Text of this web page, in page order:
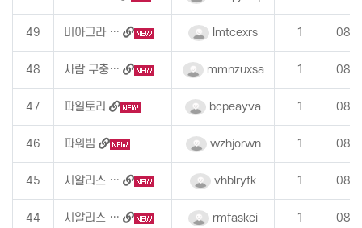
49 비아그라 … lmtcexrs 1 08-
48 사람 구충… mmnzuxsa 1 08-
47 파일토리 bcpeayva 1 08-
46 파워빔 wzhjorwn 1 08-
45 시알리스 … vhblryfk 1 08-
44 시알리스 … rmfaskei 1 08-